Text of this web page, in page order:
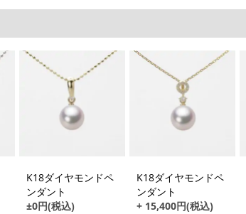
K18ダイヤモンドペ
ンダント
±0円(税込)
K18ダイヤモンドペ
ンダント
+ 15,400円(税込)